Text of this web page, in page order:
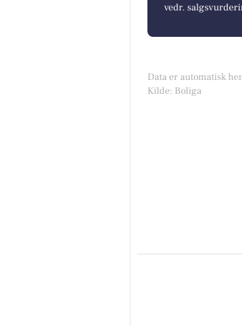
vedr.
Data er automatisk
Kilde: Boliga